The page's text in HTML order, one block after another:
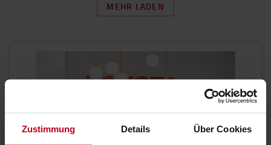
Zustimmung Details Über Cookies
MEHR LADEN